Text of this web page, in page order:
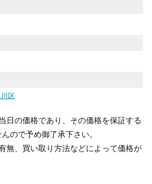
区
日の価格であり、その価格を保証する
ので予め御了承下さい。
無、買い取り方法などによって価格が